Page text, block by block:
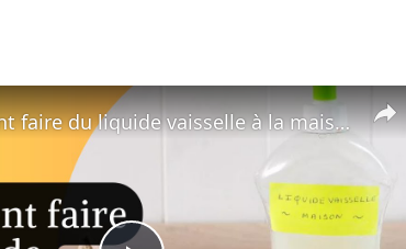
🧴 Comment faire du liquide vaisselle à la maison ?🏠